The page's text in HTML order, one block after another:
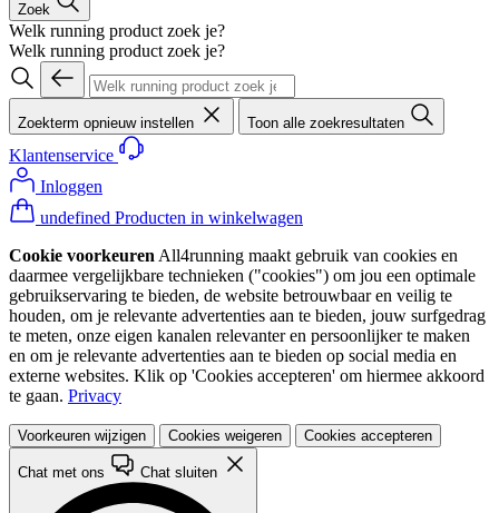
Zoek
Welk running product zoek je?
Welk running product zoek je?
Zoekterm opnieuw instellen Toon alle zoekresultaten
Klantenservice
Inloggen
undefined Producten in winkelwagen
Cookie voorkeuren All4running maakt gebruik van cookies en
daarmee vergelijkbare technieken ("cookies") om jou een optimale
gebruikservaring te bieden, de website betrouwbaar en veilig te
houden, om je relevante advertenties aan te bieden, jouw surfgedrag
te meten, onze eigen kanalen relevanter en persoonlijker te maken
en om je relevante advertenties aan te bieden op social media en
externe websites. Klik op 'Cookies accepteren' om hiermee akkoord
te gaan. Privacy
Voorkeuren wijzigen Cookies weigeren Cookies accepteren
Chat met ons Chat sluiten